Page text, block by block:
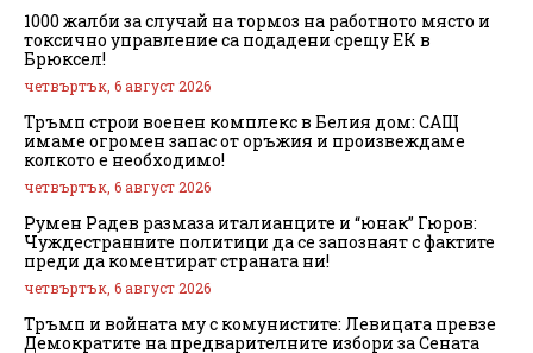
1000 жалби за случай на тормоз на работното място и
токсично управление са подадени срещу ЕК в
Брюксел!
четвъртък, 6 август 2026
Тръмп строи военен комплекс в Белия дом: САЩ
имаме огромен запас от оръжия и произвеждаме
колкото е необходимо!
четвъртък, 6 август 2026
Румен Радев размаза италианците и “юнак” Гюров:
Чуждестранните политици да се запознаят с фактите
преди да коментират страната ни!
четвъртък, 6 август 2026
Тръмп и войната му с комунистите: Левицата превзе
Демократите на предварителните избори за Сената